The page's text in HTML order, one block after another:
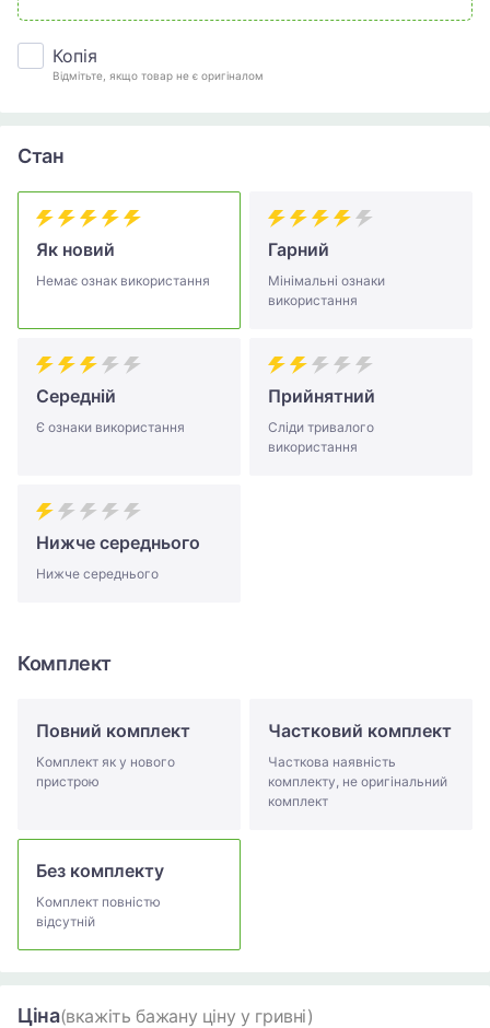
Копія
Відмітьте, якщо товар не є оригіналом
Стан
Як новий
Немає ознак використання
Гарний
Мінімальні ознаки
використання
Середній
Є ознаки використання
Прийнятний
Сліди тривалого
використання
Нижче середнього
Нижче середнього
Комплект
Повний комплект
Комплект як у нового
пристрою
Частковий комплект
Часткова наявність
комплекту, не оригінальний
комплект
Без комплекту
Комплект повністю
відсутній
Ціна(вкажіть бажану ціну у гривні)